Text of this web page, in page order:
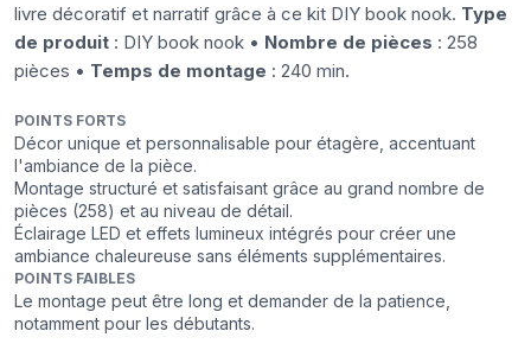
livre décoratif et narratif grâce à ce kit DIY book nook. Type
de produit : DIY book nook • Nombre de pièces : 258
pièces • Temps de montage : 240 min.
POINTS FORTS
Décor unique et personnalisable pour étagère, accentuant
l'ambiance de la pièce.
Montage structuré et satisfaisant grâce au grand nombre de
pièces (258) et au niveau de détail.
Éclairage LED et effets lumineux intégrés pour créer une
ambiance chaleureuse sans éléments supplémentaires.
POINTS FAIBLES
Le montage peut être long et demander de la patience,
notamment pour les débutants.